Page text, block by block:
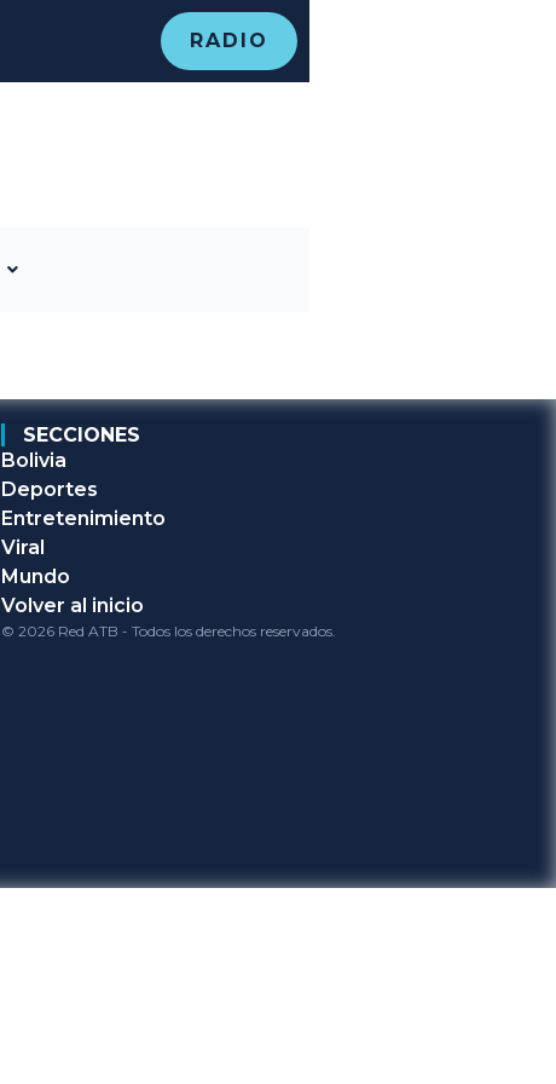
RADIO
SECCIONES
Bolivia
Deportes
Entretenimiento
Viral
Mundo
Volver al inicio
© 2026 Red ATB - Todos los derechos reservados.